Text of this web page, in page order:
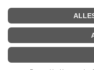
© 2023 ARAT